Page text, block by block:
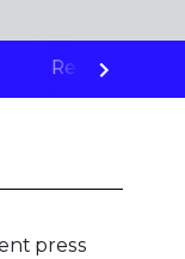
Ressources
press